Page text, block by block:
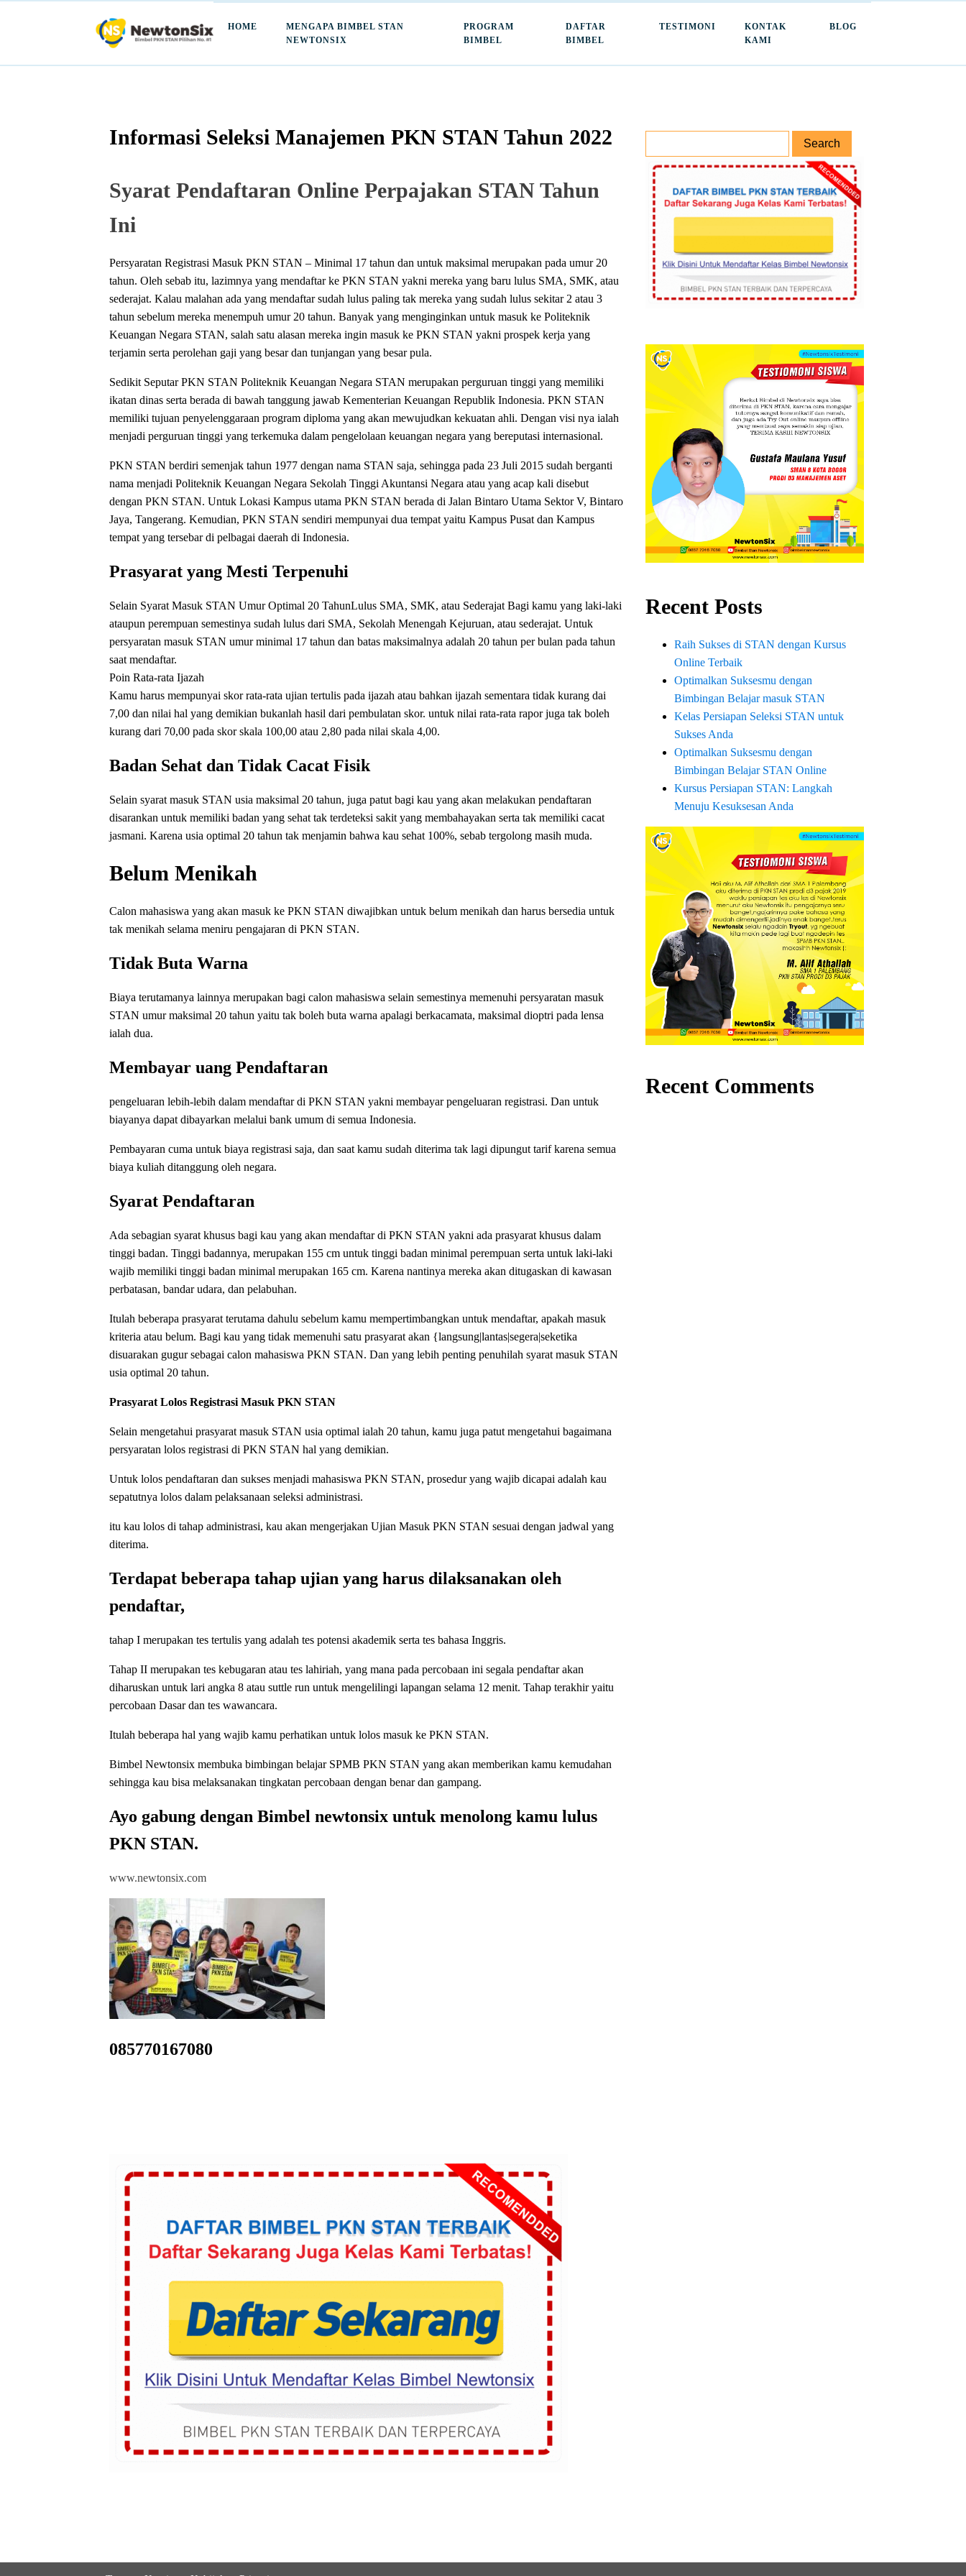
HOME
MENGAPA BIMBEL STAN
NEWTONSIX
PROGRAM
BIMBEL
DAFTAR
BIMBEL
TESTIMONI
KONTAK
KAMI
BLOG
Informasi Seleksi Manajemen PKN STAN Tahun 2022
Syarat Pendaftaran Online Perpajakan STAN Tahun
Ini
Persyaratan Registrasi Masuk PKN STAN – Minimal 17 tahun dan untuk maksimal merupakan pada umur 20
tahun. Oleh sebab itu, lazimnya yang mendaftar ke PKN STAN yakni mereka yang baru lulus SMA, SMK, atau
sederajat. Kalau malahan ada yang mendaftar sudah lulus paling tak mereka yang sudah lulus sekitar 2 atau 3
tahun sebelum mereka menempuh umur 20 tahun. Banyak yang menginginkan untuk masuk ke Politeknik
Keuangan Negara STAN, salah satu alasan mereka ingin masuk ke PKN STAN yakni prospek kerja yang
terjamin serta perolehan gaji yang besar dan tunjangan yang besar pula.
Sedikit Seputar PKN STAN Politeknik Keuangan Negara STAN merupakan perguruan tinggi yang memiliki
ikatan dinas serta berada di bawah tanggung jawab Kementerian Keuangan Republik Indonesia. PKN STAN
memiliki tujuan penyelenggaraan program diploma yang akan mewujudkan kekuatan ahli. Dengan visi nya ialah
menjadi perguruan tinggi yang terkemuka dalam pengelolaan keuangan negara yang bereputasi internasional.
PKN STAN berdiri semenjak tahun 1977 dengan nama STAN saja, sehingga pada 23 Juli 2015 sudah berganti
nama menjadi Politeknik Keuangan Negara Sekolah Tinggi Akuntansi Negara atau yang acap kali disebut
dengan PKN STAN. Untuk Lokasi Kampus utama PKN STAN berada di Jalan Bintaro Utama Sektor V, Bintaro
Jaya, Tangerang. Kemudian, PKN STAN sendiri mempunyai dua tempat yaitu Kampus Pusat dan Kampus
tempat yang tersebar di pelbagai daerah di Indonesia.
Prasyarat yang Mesti Terpenuhi
Selain Syarat Masuk STAN Umur Optimal 20 TahunLulus SMA, SMK, atau Sederajat Bagi kamu yang laki-laki
ataupun perempuan semestinya sudah lulus dari SMA, Sekolah Menengah Kejuruan, atau sederajat. Untuk
persyaratan masuk STAN umur minimal 17 tahun dan batas maksimalnya adalah 20 tahun per bulan pada tahun
saat mendaftar.
Poin Rata-rata Ijazah
Kamu harus mempunyai skor rata-rata ujian tertulis pada ijazah atau bahkan ijazah sementara tidak kurang dai
7,00 dan nilai hal yang demikian bukanlah hasil dari pembulatan skor. untuk nilai rata-rata rapor juga tak boleh
kurang dari 70,00 pada skor skala 100,00 atau 2,80 pada nilai skala 4,00.
Badan Sehat dan Tidak Cacat Fisik
Selain syarat masuk STAN usia maksimal 20 tahun, juga patut bagi kau yang akan melakukan pendaftaran
disarankan untuk memiliki badan yang sehat tak terdeteksi sakit yang membahayakan serta tak memiliki cacat
jasmani. Karena usia optimal 20 tahun tak menjamin bahwa kau sehat 100%, sebab tergolong masih muda.
Belum Menikah
Calon mahasiswa yang akan masuk ke PKN STAN diwajibkan untuk belum menikah dan harus bersedia untuk
tak menikah selama meniru pengajaran di PKN STAN.
Tidak Buta Warna
Biaya terutamanya lainnya merupakan bagi calon mahasiswa selain semestinya memenuhi persyaratan masuk
STAN umur maksimal 20 tahun yaitu tak boleh buta warna apalagi berkacamata, maksimal dioptri pada lensa
ialah dua.
Membayar uang Pendaftaran
pengeluaran lebih-lebih dalam mendaftar di PKN STAN yakni membayar pengeluaran registrasi. Dan untuk
biayanya dapat dibayarkan melalui bank umum di semua Indonesia.
Pembayaran cuma untuk biaya registrasi saja, dan saat kamu sudah diterima tak lagi dipungut tarif karena semua
biaya kuliah ditanggung oleh negara.
Syarat Pendaftaran
Ada sebagian syarat khusus bagi kau yang akan mendaftar di PKN STAN yakni ada prasyarat khusus dalam
tinggi badan. Tinggi badannya, merupakan 155 cm untuk tinggi badan minimal perempuan serta untuk laki-laki
wajib memiliki tinggi badan minimal merupakan 165 cm. Karena nantinya mereka akan ditugaskan di kawasan
perbatasan, bandar udara, dan pelabuhan.
Itulah beberapa prasyarat terutama dahulu sebelum kamu mempertimbangkan untuk mendaftar, apakah masuk
kriteria atau belum. Bagi kau yang tidak memenuhi satu prasyarat akan {langsung|lantas|segera|seketika
disuarakan gugur sebagai calon mahasiswa PKN STAN. Dan yang lebih penting penuhilah syarat masuk STAN
usia optimal 20 tahun.
Prasyarat Lolos Registrasi Masuk PKN STAN
Selain mengetahui prasyarat masuk STAN usia optimal ialah 20 tahun, kamu juga patut mengetahui bagaimana
persyaratan lolos registrasi di PKN STAN hal yang demikian.
Untuk lolos pendaftaran dan sukses menjadi mahasiswa PKN STAN, prosedur yang wajib dicapai adalah kau
sepatutnya lolos dalam pelaksanaan seleksi administrasi.
itu kau lolos di tahap administrasi, kau akan mengerjakan Ujian Masuk PKN STAN sesuai dengan jadwal yang
diterima.
Terdapat beberapa tahap ujian yang harus dilaksanakan oleh
pendaftar,
tahap I merupakan tes tertulis yang adalah tes potensi akademik serta tes bahasa Inggris.
Tahap II merupakan tes kebugaran atau tes lahiriah, yang mana pada percobaan ini segala pendaftar akan
diharuskan untuk lari angka 8 atau suttle run untuk mengelilingi lapangan selama 12 menit. Tahap terakhir yaitu
percobaan Dasar dan tes wawancara.
Itulah beberapa hal yang wajib kamu perhatikan untuk lolos masuk ke PKN STAN.
Bimbel Newtonsix membuka bimbingan belajar SPMB PKN STAN yang akan memberikan kamu kemudahan
sehingga kau bisa melaksanakan tingkatan percobaan dengan benar dan gampang.
Ayo gabung dengan Bimbel newtonsix untuk menolong kamu lulus
PKN STAN.
www.newtonsix.com
085770167080
Recent Posts
Raih Sukses di STAN dengan Kursus
Online Terbaik
Optimalkan Suksesmu dengan
Bimbingan Belajar masuk STAN
Kelas Persiapan Seleksi STAN untuk
Sukses Anda
Optimalkan Suksesmu dengan
Bimbingan Belajar STAN Online
Kursus Persiapan STAN: Langkah
Menuju Kesuksesan Anda
Recent Comments